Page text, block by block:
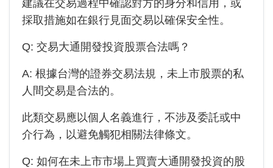
建議在交易過程中確認對方的身分和信用，或
採取措施如在銀行見面交易以確保安全性。
Q: 交易大通開發投資股票合法嗎？
A: 根據台灣的證券交易法規，未上市股票的私
人間交易是合法的。
此類交易應以個人名義進行，不涉及委託或中
介行為，以避免觸犯相關法律條文。
Q: 如何在未上市市場上買賣大通開發投資的股